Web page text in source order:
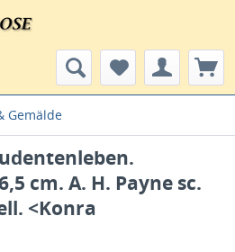
Gemälde
cm. A. H. Payne sc.
<Konra